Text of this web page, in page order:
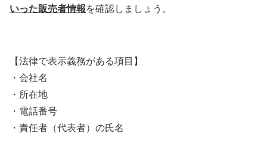
いった販売者情報を確認しましょう。
【法律で表示義務がある項目】
・会社名
・所在地
・電話番号
・責任者（代表者）の氏名